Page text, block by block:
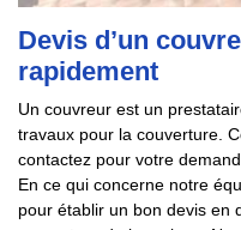
Devis d’un
rapidement
Un couvreur est un
travaux pour la couverture.
contactez pour votre
En ce qui concerne notre
pour établir un bon devis en